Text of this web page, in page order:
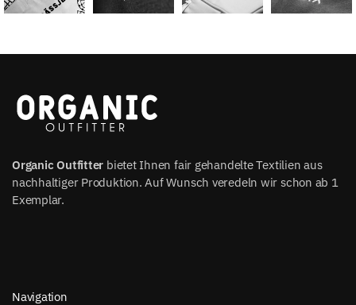
Organic Outfitter bietet Ihnen fair gehandelte Textilien aus
nachhaltiger Produktion. Auf Wunsch veredeln wir schon ab 1
Exemplar.
Navigation